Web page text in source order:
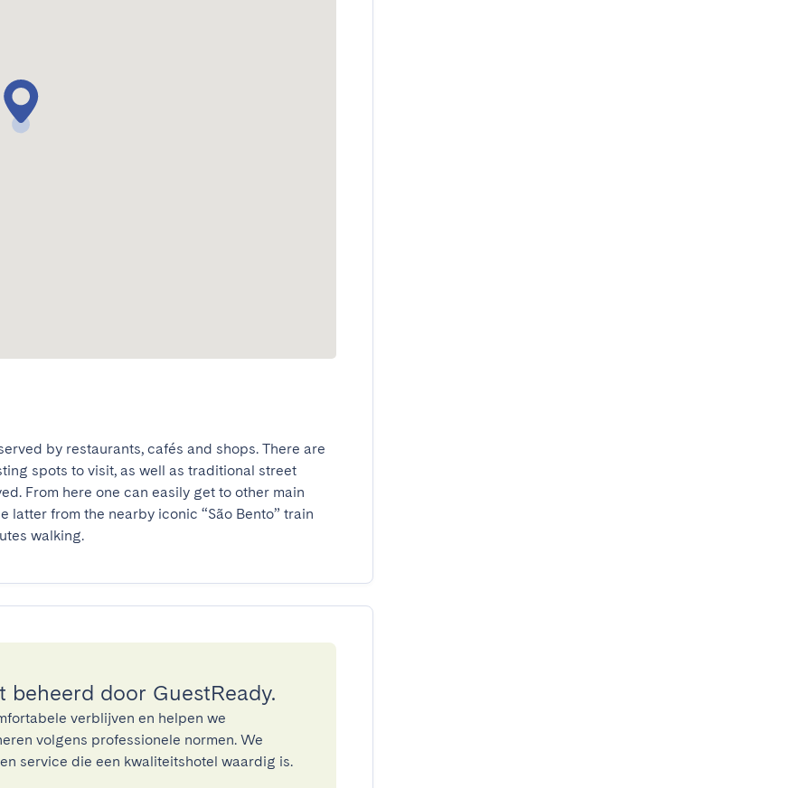
by restaurants, cafés and shops. There are
spots to visit, as well as traditional street
From here one can easily get to other main
latter from the nearby iconic “São Bento” train
walking.
door GuestReady.
verblijven en helpen we
volgens professionele normen. We
service die een kwaliteitshotel waardig is.